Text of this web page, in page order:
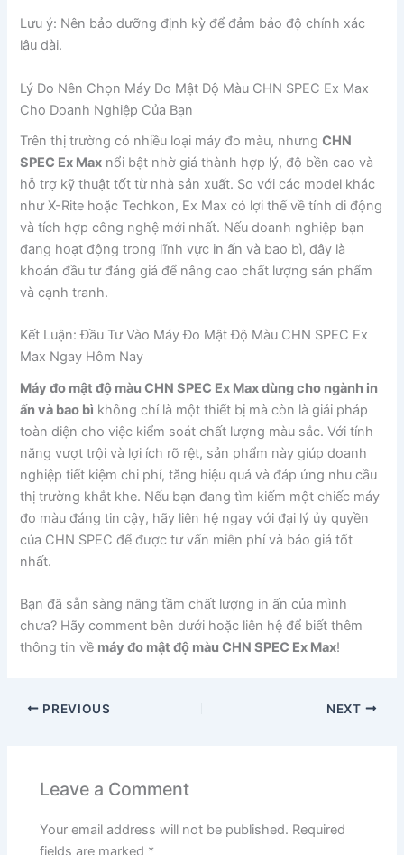
Lưu ý: Nên bảo dưỡng định kỳ để đảm bảo độ chính xác
lâu dài.
Lý Do Nên Chọn Máy Đo Mật Độ Màu CHN SPEC Ex Max
Cho Doanh Nghiệp Của Bạn
Trên thị trường có nhiều loại máy đo màu, nhưngCHN
SPEC Ex Max nổi bật nhờ giá thành hợp lý, độ bền cao và
hỗ trợ kỹ thuật tốt từ nhà sản xuất. So với các model khác
như X-Rite hoặc Techkon, Ex Max có lợi thế về tính di động
và tích hợp công nghệ mới nhất. Nếu doanh nghiệp bạn
đang hoạt động trong lĩnh vực in ấn và bao bì, đây là
khoản đầu tư đáng giá để nâng cao chất lượng sản phẩm
và cạnh tranh.
Kết Luận: Đầu Tư Vào Máy Đo Mật Độ Màu CHN SPEC Ex
Max Ngay Hôm Nay
Máy đo mật độ màu CHN SPEC Ex Max dùng cho ngành in
ấn và bao bì không chỉ là một thiết bị mà còn là giải pháp
toàn diện cho việc kiểm soát chất lượng màu sắc. Với tính
năng vượt trội và lợi ích rõ rệt, sản phẩm này giúp doanh
nghiệp tiết kiệm chi phí, tăng hiệu quả và đáp ứng nhu cầu
thị trường khắt khe. Nếu bạn đang tìm kiếm một chiếc máy
đo màu đáng tin cậy, hãy liên hệ ngay với đại lý ủy quyền
của CHN SPEC để được tư vấn miễn phí và báo giá tốt
nhất.
Bạn đã sẵn sàng nâng tầm chất lượng in ấn của mình
chưa? Hãy comment bên dưới hoặc liên hệ để biết thêm
thông tin về máy đo mật độ màu CHN SPEC Ex Max!
PREVIOUS NEXT
Leave a Comment
Your email address will not be published. Required
fields are marked *